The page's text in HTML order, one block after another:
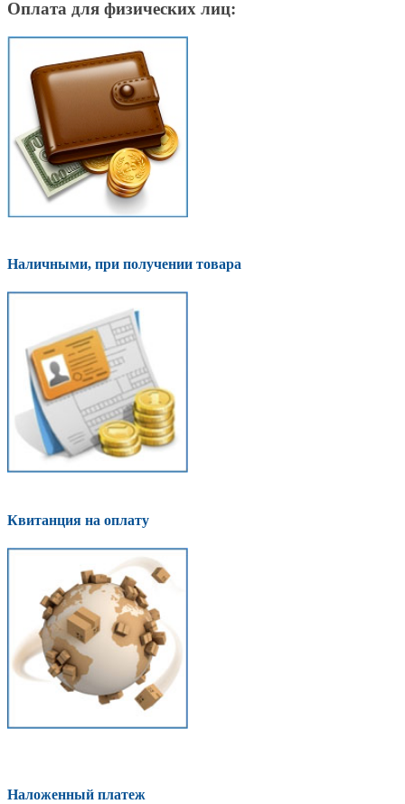
Оплата для физических лиц:
Наличными, при получении товара
Квитанция на оплату
Наложенный платеж